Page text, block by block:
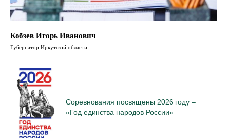
Кобзев Игорь Иванович
Губернатор Иркутской области
Соревнования посвящены 2026 году –
«Год единства народов России»